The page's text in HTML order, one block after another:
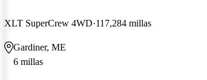
XLT SuperCrew 4WD 117,284 millas
Gardiner, ME
6 millas